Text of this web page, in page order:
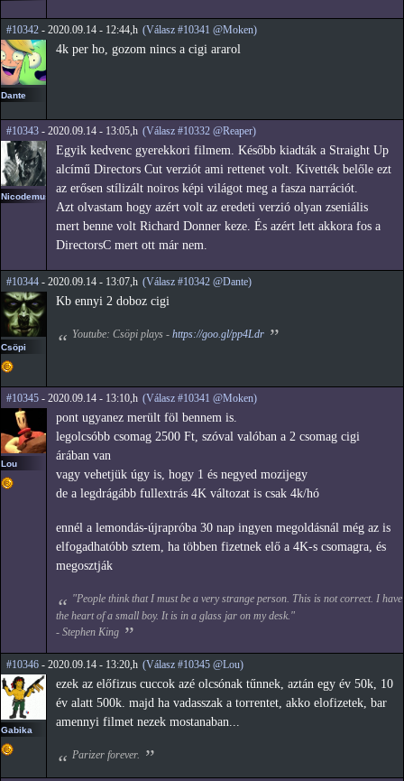
#10342 - 2020.09.14 - 12:44,h (Válasz #10341 @Moken)
Dante
4k per ho, gozom nincs a cigi ararol
#10343 - 2020.09.14 - 13:05,h (Válasz #10332 @Reaper)
Nicodemus
Egyik kedvenc gyerekkori filmem. Később kiadták a Straight Up
alcímű Directors Cut verziót ami rettenet volt. Kivették belőle ezt
az erősen stílizált noiros képi világot meg a fasza narrációt.
Azt olvastam hogy azért volt az eredeti verzió olyan zseniális
mert benne volt Richard Donner keze. És azért lett akkora fos a
DirectorsC mert ott már nem.
#10344 - 2020.09.14 - 13:07,h (Válasz #10342 @Dante)
Csöpi
Kb ennyi 2 doboz cigi
Youtube: Csöpi plays - https://goo.gl/pp4Ldr
#10345 - 2020.09.14 - 13:10,h (Válasz #10341 @Moken)
Lou
pont ugyanez merült föl bennem is.
legolcsóbb csomag 2500 Ft, szóval valóban a 2 csomag cigi
árában van
vagy vehetjük úgy is, hogy 1 és negyed mozijegy
de a legdrágább fullextrás 4K változat is csak 4k/hó
ennél a lemondás-újrapróba 30 nap ingyen megoldásnál még az is
elfogadhatóbb sztem, ha többen fizetnek elő a 4K-s csomagra, és
megosztják
"People think that I must be a very strange person. This is not correct. I have
the heart of a small boy. It is in a glass jar on my desk."
- Stephen King
#10346 - 2020.09.14 - 13:20,h (Válasz #10345 @Lou)
Gabika
ezek az előfizus cuccok azé olcsónak tűnnek, aztán egy év 50k, 10
év alatt 500k. majd ha vadasszak a torrentet, akko elofizetek, bar
amennyi filmet nezek mostanaban...
Parizer forever.